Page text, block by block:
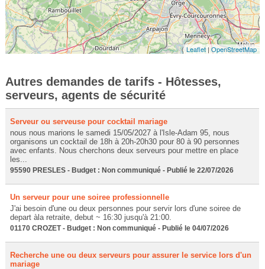
Leaflet|OpenStreetMap
Autres demandes de tarifs - Hôtesses,
serveurs, agents de sécurité
Serveur ou serveuse pour cocktail mariage
nous nous marions le samedi 15/05/2027 à l'Isle-Adam 95, nous
organisons un cocktail de 18h à 20h-20h30 pour 80 à 90 personnes
avec enfants. Nous cherchons deux serveurs pour mettre en place
les...
95590 PRESLES - Budget : Non communiqué - Publié le 22/07/2026
Un serveur pour une soiree professionnelle
J'ai besoin d'une ou deux personnes pour servir lors d'une soiree de
depart àla retraite, debut ~ 16:30 jusqu'à 21:00.
01170 CROZET - Budget : Non communiqué - Publié le 04/07/2026
Recherche une ou deux serveurs pour assurer le service lors d'un
mariage